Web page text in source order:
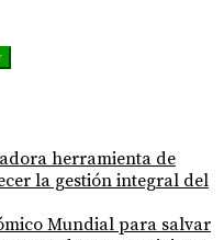
herramienta de
la gestión integral del
Mundial para salvar